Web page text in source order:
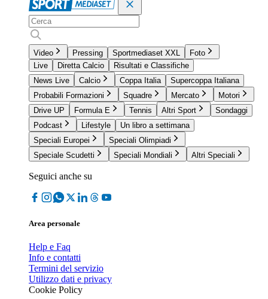
Video Pressing Sportmediaset XXL
Foto
Live
Diretta Calcio
Risultati e Classifiche
News Live
Calcio Coppa Italia
Supercoppa Italiana
Probabili Formazioni
Squadre Mercato
Motori
Drive UP
Formula E Tennis Altri Sport
Sondaggi
Podcast
Lifestyle
Un libro a settimana
Speciali Europei
Speciali Olimpiadi
Speciale Scudetti
Speciali Mondiali Altri Speciali
Seguici anche su
Area personale
Help e Faq
Info e contatti
Termini del servizio
Utilizzo dati e privacy
Cookie Policy